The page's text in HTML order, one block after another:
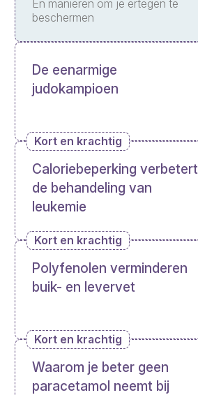
En manieren om je ertegen te
beschermen
De eenarmige
judokampioen
Kort en krachtig
Caloriebeperking verbetert
de behandeling van
leukemie
Kort en krachtig
Polyfenolen verminderen
buik- en levervet
Kort en krachtig
Waarom je beter geen
paracetamol neemt bij